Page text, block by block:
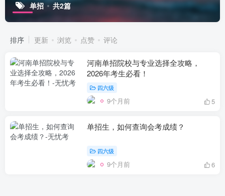
单招 共2篇
排序 更新 浏览 点赞 评论
河南单招院校与专业选择全攻略，
2026年考生必看！
四六级
9个月前 5
单招生，如何查询会考成绩？
四六级
9个月前 6